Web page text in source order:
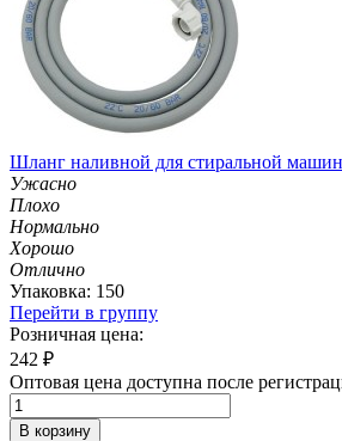
Шланг наливной для стиральной
Ужасно
Плохо
Нормально
Хорошо
Отлично
Упаковка: 150
Перейти в группу
Розничная цена:
242 ₽
Оптовая цена доступна после
В корзину